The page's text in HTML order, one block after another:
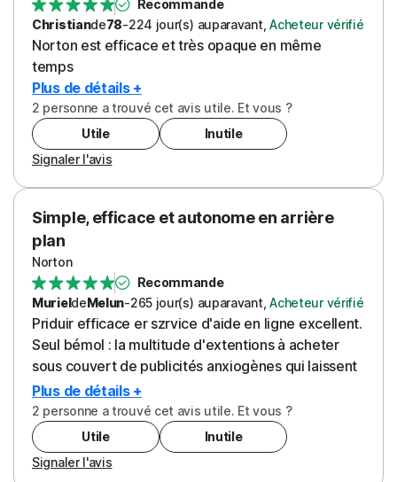
Recommande
Christiande78-224 jour(s) auparavant Acheteur vérifié
Norton est efficace et très opaque en même
temps
Plus de détails +
2 personne a trouvé cet avis utile. Et vous ?
Utile
Inutile
Signaler l'avis
Simple, efficace et autonome en arrière
plan
Norton
Recommande
MurieldeMelun-265 jour(s) auparavant Acheteur vérifié
Priduir efficace er szrvice d'aide en ligne excellent.
Seul bémol : la multitude d'extentions à acheter
sous couvert de publicités anxiogènes qui laissent
supposer qu'on n'est pas bien protégé.... par leur
propre gamme de produits. Peut-ètre vaut-il mieux
réduire et réunir le nombre d'offres plutôt qu'ûe
prolifération d'ajouts qui ont l'effet inverse sur le
xonsommateur : ce que j'ai acheté chea vous est-il
Plus de détails +
2 personne a trouvé cet avis utile. Et vous ?
Utile
Inutile
Signaler l'avis